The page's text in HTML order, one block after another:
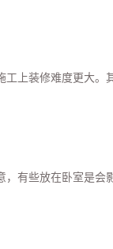
上装修难度更大。
，有些放在卧室是会